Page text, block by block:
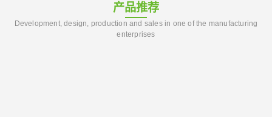
产品推荐
Development, design, production and sales in one of the manufacturing
enterprises